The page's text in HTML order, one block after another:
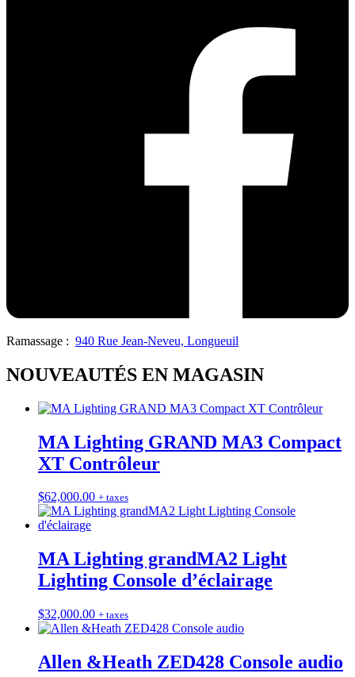
Ramassage : 940 Rue Jean-Neveu, Longueuil
NOUVEAUTÉS EN MAGASIN
MA Lighting GRAND MA3 Compact
XT Contrôleur
$62,000.00 + taxes
MA Lighting grandMA2 Light
Lighting Console d’éclairage
$32,000.00 + taxes
Allen &Heath ZED428 Console audio